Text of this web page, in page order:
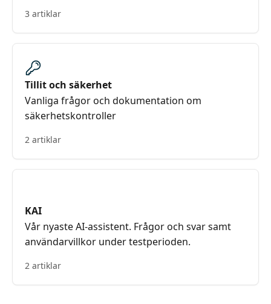
3 artiklar
Tillit och säkerhet
Vanliga frågor och dokumentation om
säkerhetskontroller
2 artiklar
KAI
Vår nyaste AI-assistent. Frågor och svar samt
användarvillkor under testperioden.
2 artiklar